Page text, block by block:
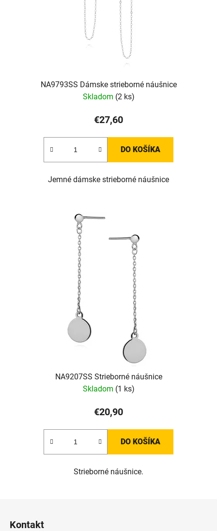
NA9793SS Dámske strieborné náušnice
Skladom (2 ks)
€27,60
DO KOŠÍKA
Jemné dámske strieborné náušnice
NA9207SS Strieborné náušnice
Skladom (1 ks)
€20,90
DO KOŠÍKA
Strieborné náušnice.
Kontakt